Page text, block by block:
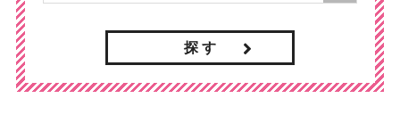
探 す